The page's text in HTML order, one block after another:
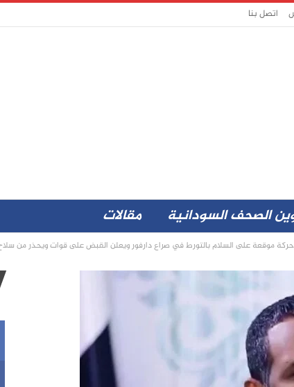
اتصل بنا
الصحف السودانية مقالات
موقعة على السلام بالتورط في صراع دارفور ويعلن القبض على قوات ويحذر من سلاح